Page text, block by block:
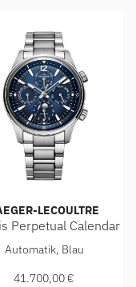
Preis:
LECOULTRE
Perpetual Calendar
LeCoultre Polaris
Automatik, Blau
41.700,00 €